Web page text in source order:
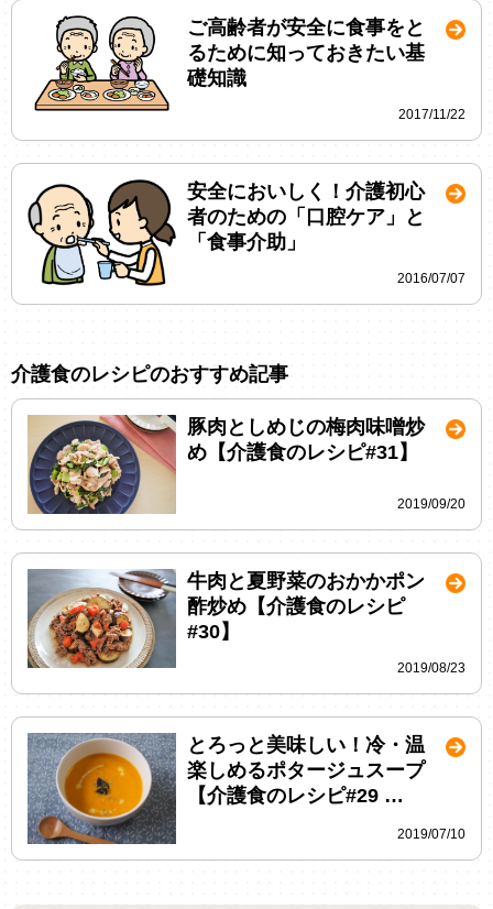
ご高齢者が安全に食事をと
るために知っておきたい基
礎知識
2017/11/22
安全においしく！介護初心
者のための「口腔ケア」と
「食事介助」
2016/07/07
介護食のレシピのおすすめ記事
豚肉としめじの梅肉味噌炒
め【介護食のレシピ#31】
2019/09/20
牛肉と夏野菜のおかかポン
酢炒め【介護食のレシピ
#30】
2019/08/23
とろっと美味しい！冷・温
楽しめるポタージュスープ
【介護食のレシピ#29 …
2019/07/10